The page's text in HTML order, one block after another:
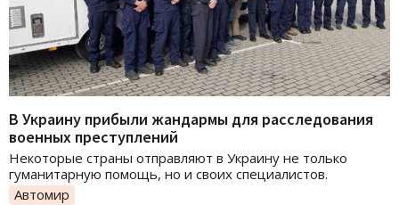
В Украину прибыли жандармы для расследования
военных преступлений
Некоторые страны отправляют в Украину не только
гуманитарную помощь, но и своих специалистов.
Автомир